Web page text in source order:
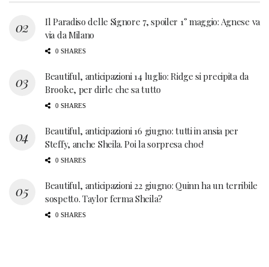
Il Paradiso delle Signore 7, spoiler 1° maggio: Agnese va
via da Milano
0 SHARES
Beautiful, anticipazioni 14 luglio: Ridge si precipita da
Brooke, per dirle che sa tutto
0 SHARES
Beautiful, anticipazioni 16 giugno: tutti in ansia per
Steffy, anche Sheila. Poi la sorpresa choc!
0 SHARES
Beautiful, anticipazioni 22 giugno: Quinn ha un terribile
sospetto. Taylor ferma Sheila?
0 SHARES